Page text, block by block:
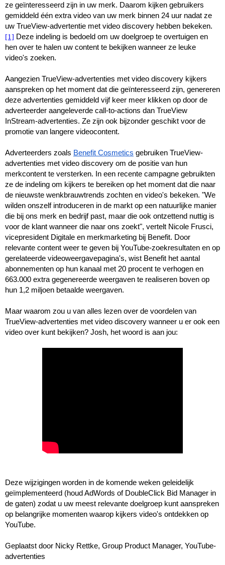
ze geïnteresseerd zijn in uw merk. Daarom kijken gebruikers
gemiddeld één extra video van uw merk binnen 24 uur nadat ze
uw TrueView-advertentie met video discovery hebben bekeken.
[1] Deze indeling is bedoeld om uw doelgroep te overtuigen en
hen over te halen uw content te bekijken wanneer ze leuke
video's zoeken.
Aangezien TrueView-advertenties met video discovery kijkers
aanspreken op het moment dat die geïnteresseerd zijn, genereren
deze advertenties gemiddeld vijf keer meer klikken op door de
adverteerder aangeleverde call-to-actions dan TrueView
InStream-advertenties. Ze zijn ook bijzonder geschikt voor de
promotie van langere videocontent.
Adverteerders zoals Benefit Cosmetics gebruiken TrueView-
advertenties met video discovery om de positie van hun
merkcontent te versterken. In een recente campagne gebruikten
ze de indeling om kijkers te bereiken op het moment dat die naar
de nieuwste wenkbrauwtrends zochten en video's bekeken. "We
wilden onszelf introduceren in de markt op een natuurlijke manier
die bij ons merk en bedrijf past, maar die ook ontzettend nuttig is
voor de klant wanneer die naar ons zoekt", vertelt Nicole Frusci,
vicepresident Digitale en merkmarketing bij Benefit. Door
relevante content weer te geven bij YouTube-zoekresultaten en op
gerelateerde videoweergavepagina's, wist Benefit het aantal
abonnementen op hun kanaal met 20 procent te verhogen en
663.000 extra gegenereerde weergaven te realiseren boven op
hun 1,2 miljoen betaalde weergaven.
Maar waarom zou u van alles lezen over de voordelen van
TrueView-advertenties met video discovery wanneer u er ook een
video over kunt bekijken? Josh, het woord is aan jou:
Deze wijzigingen worden in de komende weken geleidelijk
geïmplementeerd (houd AdWords of DoubleClick Bid Manager in
de gaten) zodat u uw meest relevante doelgroep kunt aanspreken
op belangrijke momenten waarop kijkers video's ontdekken op
YouTube.
Geplaatst door Nicky Rettke, Group Product Manager, YouTube-
advertenties